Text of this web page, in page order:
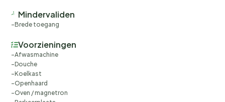
Mindervaliden
Brede toegang
Voorzieningen
Afwasmachine
Douche
Koelkast
Openhaard
Oven / magnetron